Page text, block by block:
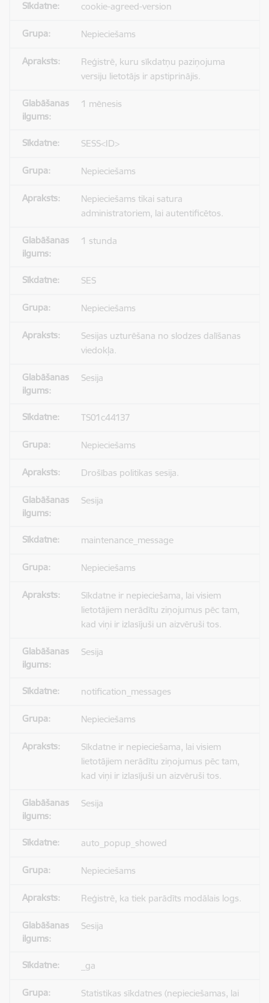
cookie-agreed-version
Nepieciešams
Reģistrē, kuru sīkdatņu paziņojuma
versiju lietotājs ir apstiprinājis.
1 mēnesis
SESS<ID>
Nepieciešams
Nepieciešams tikai satura
administratoriem, lai autentificētos.
1 stunda
SES
Nepieciešams
Sesijas uzturēšana no slodzes dalīšanas
viedokļa.
Sesija
TS01c44137
Nepieciešams
Drošības politikas sesija.
Sesija
maintenance_message
Nepieciešams
Sīkdatne ir nepieciešama, lai visiem
lietotājiem nerādītu ziņojumus pēc tam,
kad viņi ir izlasījuši un aizvēruši tos.
Sesija
notification_messages
Nepieciešams
Sīkdatne ir nepieciešama, lai visiem
lietotājiem nerādītu ziņojumus pēc tam,
kad viņi ir izlasījuši un aizvēruši tos.
Sesija
auto_popup_showed
Nepieciešams
Reģistrē, ka tiek parādīts modālais logs.
Sesija
_ga
Statistikas sīkdatnes (nepieciešamas, lai